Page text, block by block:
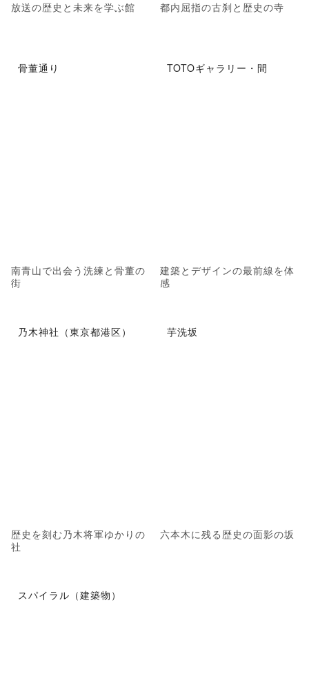
放送の歴史と未来を学ぶ館 都内屈指の古刹と歴史の寺
骨董通り
南青山で出会う洗練と骨董の
街
TOTOギャラリー・間
建築とデザインの最前線を体
感
乃木神社（東京都港区）
歴史を刻む乃木将軍ゆかりの
社
芋洗坂
六本木に残る歴史の面影の坂
スパイラル（建築物）